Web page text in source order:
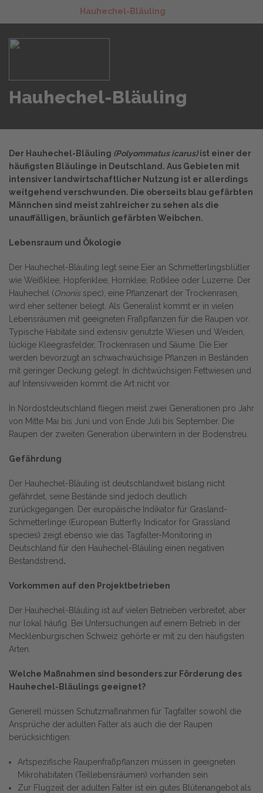
Hauhechel-Bläuling
Hauhechel-Bläuling
Der Hauhechel-Bläuling (Polyommatus icarus)ist einer der
häufigsten Bläulinge in Deutschland. Aus Gebieten mit
intensiver landwirtschaftlicher Nutzung ist er allerdings
weitgehend verschwunden. Die oberseits blau gefärbten
Männchen sind meist zahlreicher zu sehen als die
unauffälligen, bräunlich gefärbten Weibchen.
Lebensraum und Ökologie
Der Hauhechel-Bläuling legt seine Eier an Schmetterlingsblütler
wie Weißklee, Hopfenklee, Hornklee, Rotklee oder Luzerne. Der
Hauhechel (Ononisspec), eine Pflanzenart der Trockenrasen,
wird eher seltener belegt. Als Generalist kommt er in vielen
Lebensräumen mit geeigneten Fraßpflanzen für die Raupen vor.
Typische Habitate sind extensiv genutzte Wiesen und Weiden,
lückige Kleegrasfelder, Trockenrasen und Säume. Die Eier
werden bevorzugt an schwachwüchsige Pflanzen in Beständen
mit geringer Deckung gelegt. In dichtwüchsigen Fettwiesen und
auf Intensivweiden kommt die Art nicht vor.
In Nordostdeutschland fliegen meist zwei Generationen pro Jahr
von Mitte Mai bis Juni und von Ende Juli bis September. Die
Raupen der zweiten Generation überwintern in der Bodenstreu.
Gefährdung
Der Hauhechel-Bläuling ist deutschlandweit bislang nicht
gefährdet, seine Bestände sind jedoch deutlich
zurückgegangen. Der europäische Indikator für Grasland-
Schmetterlinge (European Butterfly Indicator for Grassland
species) zeigt ebenso wie das Tagfalter-Monitoring in
Deutschland für den Hauhechel-Bläuling einen negativen
Bestandstrend.
Vorkommen auf den Projektbetrieben
Der Hauhechel-Bläuling ist auf vielen Betrieben verbreitet, aber
nur lokal häufig. Bei Untersuchungen auf einem Betrieb in der
Mecklenburgischen Schweiz gehörte er mit zu den häufigsten
Arten.
Welche Maßnahmen sind besonders zur Förderung des
Hauhechel-Bläulings geeignet?
Generell müssen Schutzmaßnahmen für Tagfalter sowohl die
Ansprüche der adulten Falter als auch die der Raupen
berücksichtigen:
Artspezifische Raupenfraßpflanzen müssen in geeigneten
Mikrohabitaten (Teillebensräumen) vorhanden sein
Zur Flugzeit der adulten Falter ist ein gutes Blütenangebot als